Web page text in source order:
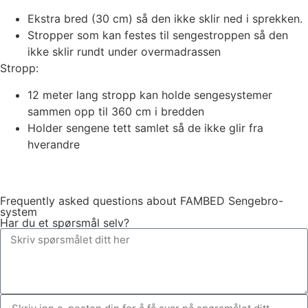
Ekstra bred (30 cm) så den ikke sklir ned i sprekken.
Stropper som kan festes til sengestroppen så den
ikke sklir rundt under overmadrassen
Stropp:
12 meter lang stropp kan holde sengesystemer
sammen opp til 360 cm i bredden
Holder sengene tett samlet så de ikke glir fra
hverandre
Frequently asked questions about FAMBED Sengebro-
system
Har du et spørsmål selv?